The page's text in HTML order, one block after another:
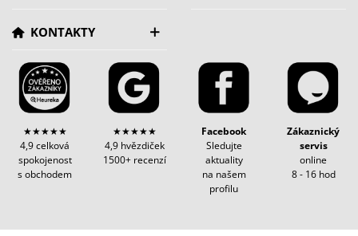
KONTAKTY
★★★★★
4,9 celková
spokojenost
s obchodem
★★★★★
4,9 hvězdiček
1500+ recenzí
Facebook
Sledujte
aktuality
na našem
profilu
Zákaznický
servis
online
8 - 16 hod